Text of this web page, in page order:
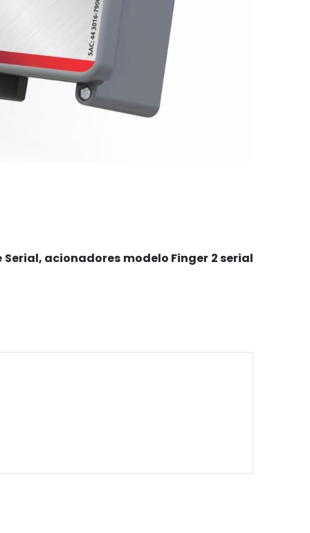
acionadores modelo Finger 2 serial